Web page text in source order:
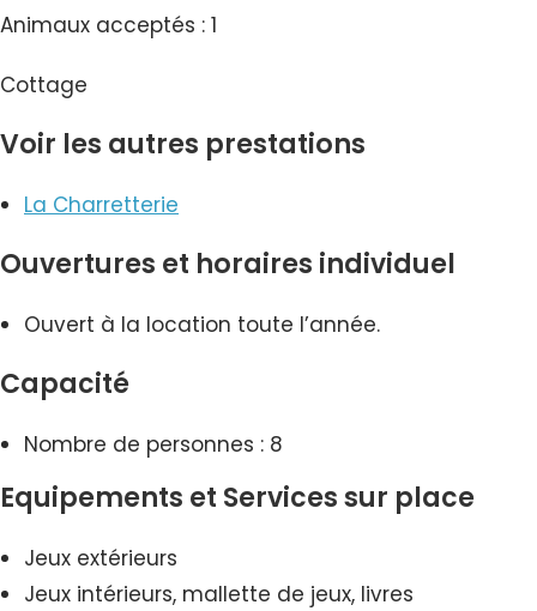
Animaux acceptés : 1
Cottage
Voir les autres prestations
La Charretterie
Ouvertures et horaires individuel
Ouvert à la location toute l’année.
Capacité
Nombre de personnes : 8
Equipements et Services sur place
Jeux extérieurs
Jeux intérieurs, mallette de jeux, livres